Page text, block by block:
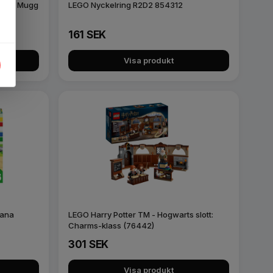
Mugg
LEGO Nyckelring R2D2 854312
161 SEK
Visa produkt
LEGO Harry Potter TM - Hogwarts slott:
Charms-klass (76442)
301 SEK
Visa produkt